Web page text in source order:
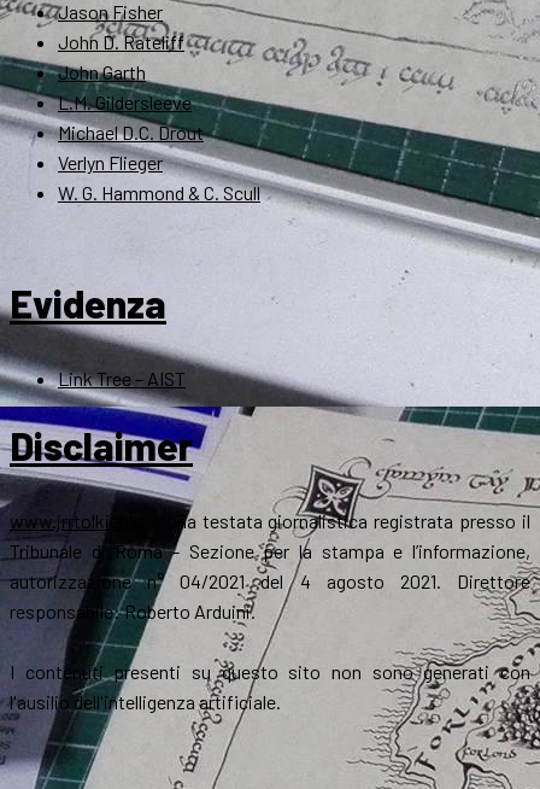
Jason Fisher
John D. Rateliff
John Garth
L.M. Gildersleeve
Michael D.C. Drout
Verlyn Flieger
W. G. Hammond & C. Scull
Evidenza
Link Tree – AIST
Disclaimer
www.jrrtolkien.it
è una testata giornalistica registrata presso il
Tribunale di Roma - Sezione per la stampa e l’informazione,
autorizzazione n° 04/2021 del 4 agosto 2021. Direttore
responsabile: Roberto Arduini.
I contenuti presenti su questo sito non sono generati con
l'ausilio dell'intelligenza artificiale.